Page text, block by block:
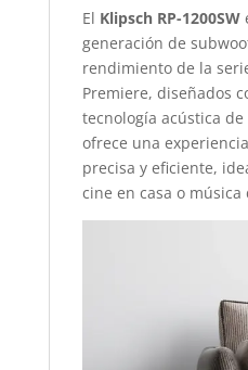
El Klipsch RP-1200SW
generación de
rendimiento de la
Premiere, diseñados
tecnología acústica
ofrece una
precisa y eficiente,
cine en casa o música